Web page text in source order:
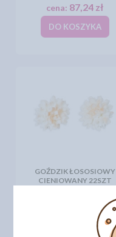
cena: 87,24 zł
DO KOSZYKA
GOŹDZIK ŁOSOSIOWY
CIENIOWANY 22SZT
DO KOSZYKA